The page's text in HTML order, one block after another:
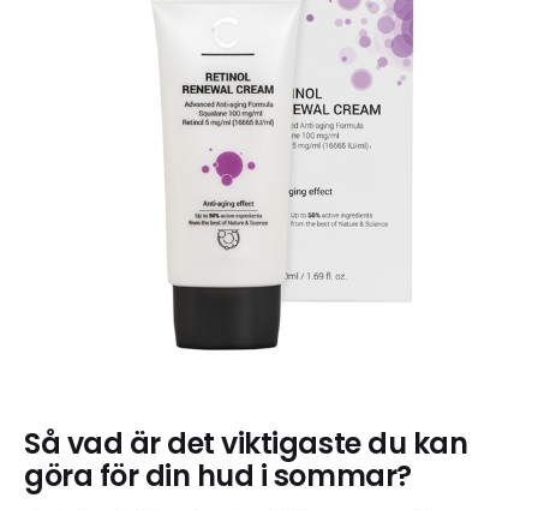
Så vad är det viktigaste du kan
göra för din hud i sommar?